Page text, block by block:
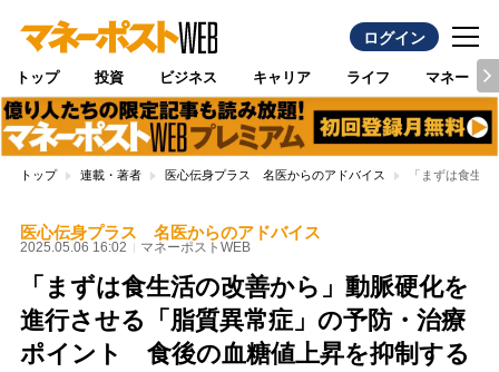
ログイン
トップ 投資 ビジネス キャリア ライフ マネー
トップ 連載・著者 医心伝身プラス 名医からのアドバイス 「まずは食生
医心伝身プラス 名医からのアドバイス
2025.05.06 16:02 マネーポストWEB
「まずは食生活の改善から」動脈硬化を
進行させる「脂質異常症」の予防・治療
ポイント 食後の血糖値上昇を抑制する